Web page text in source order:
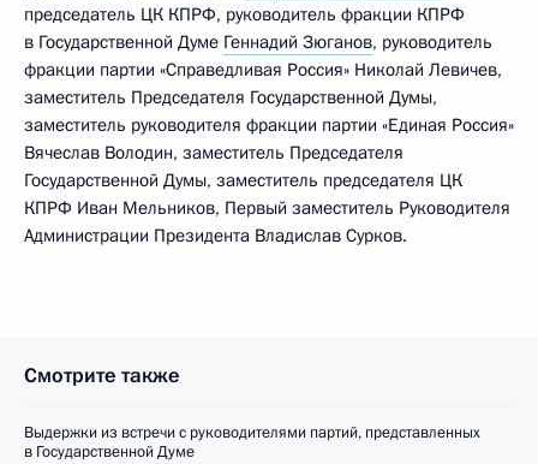
председатель ЦК КПРФ, руководитель фракции КПРФ
в Государственной Думе Геннадий Зюганов, руководитель
фракции партии «Справедливая Россия» Николай Левичев,
заместитель Председателя Государственной Думы,
заместитель руководителя фракции партии «Единая Россия»
Вячеслав Володин, заместитель Председателя
Государственной Думы, заместитель председателя ЦК
КПРФ Иван Мельников, Первый заместитель Руководителя
Администрации Президента Владислав Сурков.
Смотрите также
Выдержки из встречи с руководителями партий, представленных
в Государственной Думе